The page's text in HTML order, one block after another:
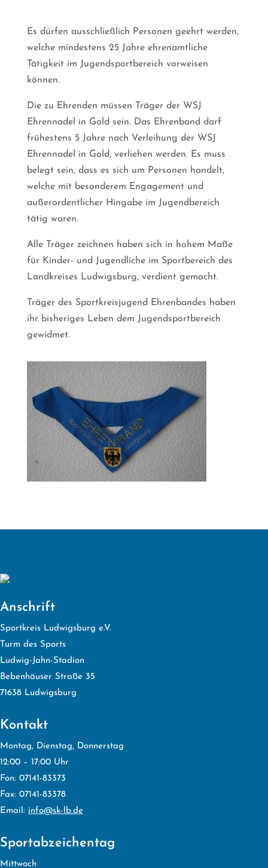
Es dürfen ausschließlich Personen geehrt werden,
welche mindestens 25 Jahre ehrenamtliche
Tätigkeit im Jugendsportbereich vorweisen
können.
Die zu Ehrenden müssen Träger der WSJ
Ehrennadel in Gold sein. Das Ehrenband darf
frühestens 5 Jahre nach Verleihung der WSJ
Ehrennadel in Gold, verliehen werden. Es muss
belegt sein, dass es sich um Personen handelt,
welche mit besonderem Engagement und
außerordentlicher Hingabe im Jugendbereich
tätig waren.
Alle Träger zeichnen haben sich in hohem Maße
für Kinder- und Jugendliche im Sportbereich des
Landkreises Ludwigsburg, verdient gemacht.
Träger des Sportkreisjugend Ehrenbandes haben
ihr bisheriges Leben dem Jugendsportbereich
gewidmet.
Anschrift
Sportkreis Ludwigsburg e.V.
Turm des Sports
Ludwig-Jahn-Stadion
Bebenhäuser Straße 35
71638 Ludwigsburg
Kontakt
Montag, Dienstag, Donnerstag
12:00 – 17:00 Uhr
Fon: 07141-83373
Fax: 07141-83378
Email: info@sk-lb.de
Sportabzeichentag
Mittwoch